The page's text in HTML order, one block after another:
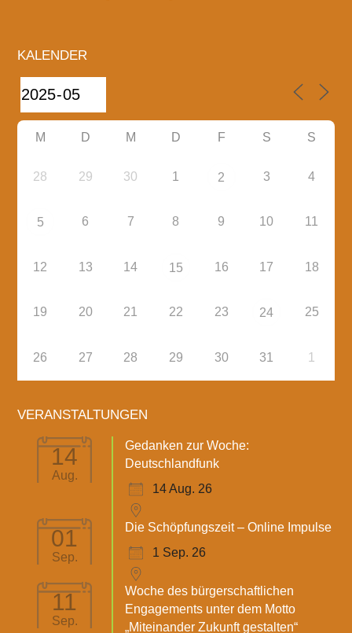
KALENDER
M D M D F S S
28 29 30 1 2 3 4
5 6 7 8 9 10 11
12 13 14 15 16 17 18
19 20 21 22 23 24 25
26 27 28 29 30 31 1
VERANSTALTUNGEN
14
Aug.
Gedanken zur Woche:
Deutschlandfunk
14 Aug. 26
01
Sep.
Die Schöpfungszeit – Online Impulse
1 Sep. 26
11
Sep.
Woche des bürgerschaftlichen
Engagements unter dem Motto
„Miteinander Zukunft gestalten“